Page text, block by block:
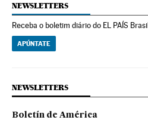
NEWSLETTERS
Receba o boletim diário do EL PAÍS Brasil
APÚNTATE
NEWSLETTERS
Boletín de América